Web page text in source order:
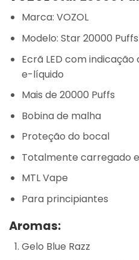
Marca: VOZOL
Modelo: Star 20000 Puffs
Ecrã LED com
e-líquido
Mais de 20000 Puffs
Bobina de malha
Proteção do bocal
Totalmente carregado
MTL Vape
Para principiantes
Aromas:
Gelo Blue Razz